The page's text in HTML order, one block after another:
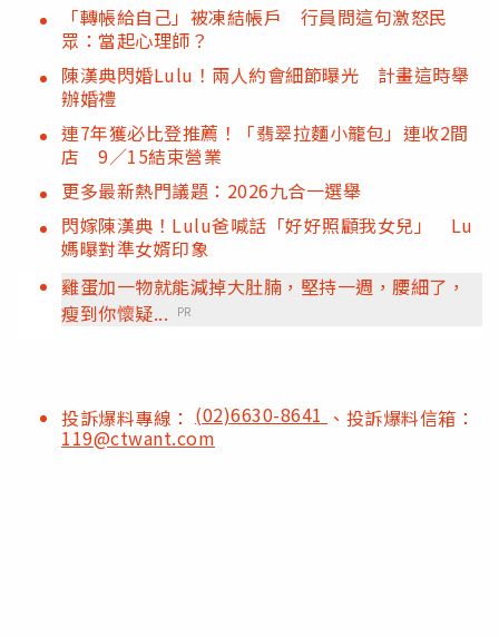
「轉帳給自己」被凍結帳戶 行員問這句激怒民
眾：當起心理師？
陳漢典閃婚Lulu！兩人約會細節曝光 計畫這時舉
辦婚禮
連7年獲必比登推薦！「翡翠拉麵小籠包」連收2間
店 9／15結束營業
更多最新熱門議題：2026九合一選舉
閃嫁陳漢典！Lulu爸喊話「好好照顧我女兒」 Lu
媽曝對準女婿印象
雞蛋加一物就能減掉大肚腩，堅持一週，腰細了，
瘦到你懷疑...
PR
投訴爆料專線： (02)6630-8641 、投訴爆料信箱：
119@ctwant.com